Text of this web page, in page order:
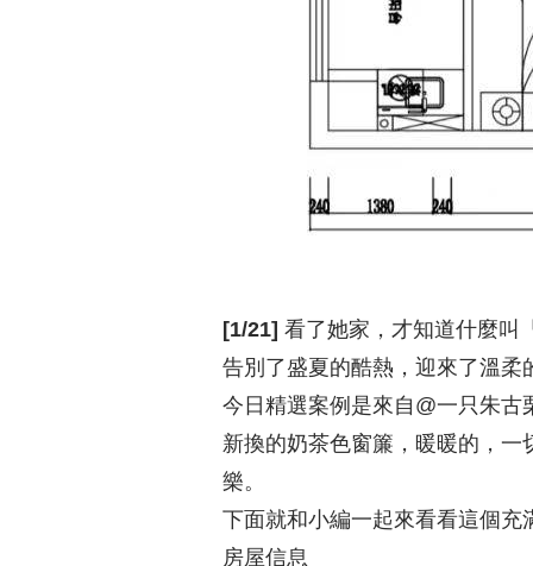
[1/21] 看了她家，才知道什麼叫
告別了盛夏的酷熱，迎來了溫
今日精選案例是來自@一只朱
新換的奶茶色窗簾，暖暖的，
樂。
下面就和小編一起來看看這個
房屋信息